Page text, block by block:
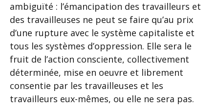
ambiguïté : l’émancipation des travailleurs et
des travailleuses ne peut se faire qu’au prix
d’une rupture avec le système capitaliste et
tous les systèmes d’oppression. Elle sera le
fruit de l’action consciente, collectivement
déterminée, mise en oeuvre et librement
consentie par les travailleuses et les
travailleurs eux-mêmes, ou elle ne sera pas.